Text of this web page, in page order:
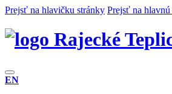
Prejsť na hlavičku stránky Prejsť na
Rajecké
EN